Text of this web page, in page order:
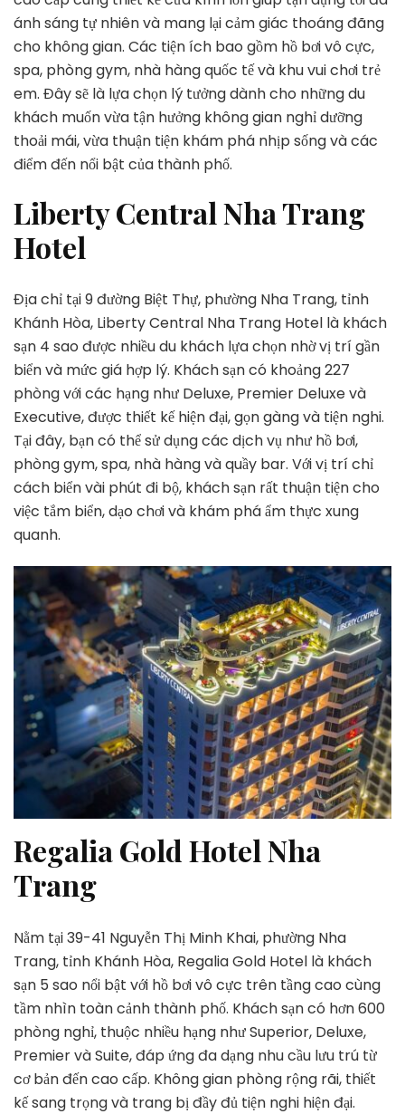
ánh sáng tự nhiên và mang lại cảm giác thoáng đãng
cho không gian. Các tiện ích bao gồm hồ bơi vô cực,
spa, phòng gym, nhà hàng quốc tế và khu vui chơi trẻ
em. Đây sẽ là lựa chọn lý tưởng dành cho những du
khách muốn vừa tận hưởng không gian nghỉ dưỡng
thoải mái, vừa thuận tiện khám phá nhịp sống và các
điểm đến nổi bật của thành phố.
Liberty Central Nha Trang
Hotel
Địa chỉ tại 9 đường Biệt Thự, phường Nha Trang, tỉnh
Khánh Hòa, Liberty Central Nha Trang Hotel là khách
sạn 4 sao được nhiều du khách lựa chọn nhờ vị trí gần
biển và mức giá hợp lý. Khách sạn có khoảng 227
phòng với các hạng như Deluxe, Premier Deluxe và
Executive, được thiết kế hiện đại, gọn gàng và tiện nghi.
Tại đây, bạn có thể sử dụng các dịch vụ như hồ bơi,
phòng gym, spa, nhà hàng và quầy bar. Với vị trí chỉ
cách biển vài phút đi bộ, khách sạn rất thuận tiện cho
việc tắm biển, dạo chơi và khám phá ẩm thực xung
quanh.
Regalia Gold Hotel Nha
Trang
Nằm tại 39-41 Nguyễn Thị Minh Khai, phường Nha
Trang, tỉnh Khánh Hòa, Regalia Gold Hotel là khách
sạn 5 sao nổi bật với hồ bơi vô cực trên tầng cao cùng
tầm nhìn toàn cảnh thành phố. Khách sạn có hơn 600
phòng nghỉ, thuộc nhiều hạng như Superior, Deluxe,
Premier và Suite, đáp ứng đa dạng nhu cầu lưu trú từ
cơ bản đến cao cấp. Không gian phòng rộng rãi, thiết
kế sang trọng và trang bị đầy đủ tiện nghi hiện đại.